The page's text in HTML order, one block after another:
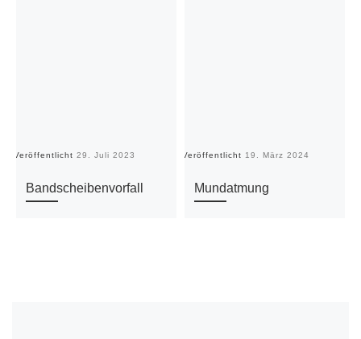
Veröffentlicht 29. Juli 2023
Bandscheibenvorfall
Veröffentlicht 19. März 2024
Mundatmung